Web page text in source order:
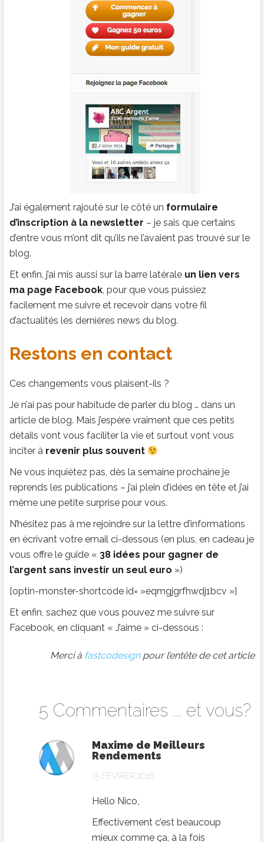
J’ai également rajouté sur le côté un formulaire
d’inscription à la newsletter – je sais que certains
d’entre vous m’ont dit qu’ils ne l’avaient pas trouvé sur le
blog.
Et enfin, j’ai mis aussi sur la barre latérale un lien vers
ma page Facebook, pour que vous puissiez
facilement me suivre et recevoir dans votre fil
d’actualités les dernières news du blog.
Restons en contact
Ces changements vous plaisent-ils ?
Je n’ai pas pour habitude de parler du blog … dans un
article de blog. Mais j’espère vraiment que ces petits
détails vont vous faciliter la vie et surtout vont vous
inciter à revenir plus souvent
Ne vous inquiétez pas, dès la semaine prochaine je
reprends les publications – j’ai plein d’idées en tête et j’ai
même une petite surprise pour vous.
N’hésitez pas à me rejoindre sur la lettre d’informations
en écrivant votre email ci-dessous (en plus, en cadeau je
vous offre le guide « 38 idées pour gagner de
l’argent sans investir un seul euro »)
[optin-monster-shortcode id= »eqmgjgrfhwdj1bcv »]
Et enfin, sachez que vous pouvez me suivre sur
Facebook, en cliquant « J’aime » ci-dessous :
Merci à fastcodesignpour l’entête de cet article
5 Commentaires ... et vous?
Maxime de Meilleurs
Rendements
15 FÉVRIER 2016
Hello Nico,
Effectivement c’est beaucoup
mieux comme ça, à la fois